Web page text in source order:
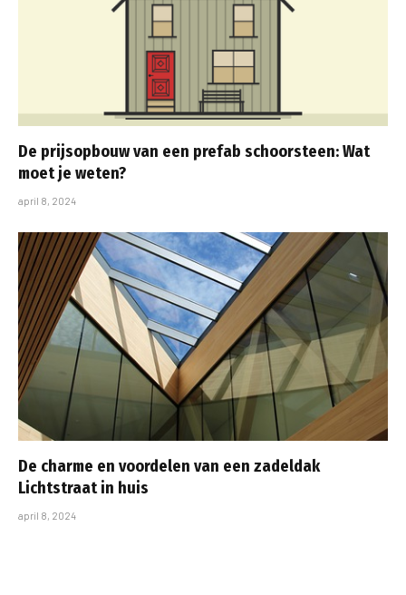
De prijsopbouw van een prefab schoorsteen: Wat
moet je weten?
april 8, 2024
De charme en voordelen van een zadeldak
Lichtstraat in huis
april 8, 2024